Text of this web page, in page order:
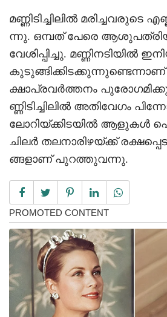
മണ്ണിടിച്ചിലിൽ മരിച്ചവരുടെ
ന്നു. ഒമ്പത് പേരെ
വേശിപ്പിച്ചു. മണ്ണിനടിയിൽ
കുടുങ്ങിക്കിടക്കുന്നുണ്ടെന്നാണ്
ക്ഷാപ്രവർത്തനം
ണ്ണിടിച്ചിലിൽ അതിവേഗം
ലോറിയ്ക്കിടയിൽ ആളുകൾ
ചിലർ തലനാരിഴയ്ക്ക്
ങ്ങളാണ് പുറത്തുവന്നു.